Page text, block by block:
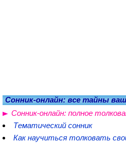
Сонник-онлайн: все тайны
Сонник-онлайн: полное
Тематический сонник
Как научиться толковать